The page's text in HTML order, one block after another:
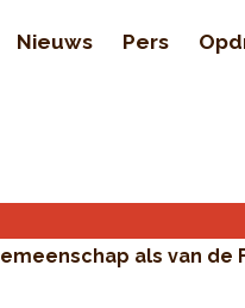
Nieuws Pers
als van de